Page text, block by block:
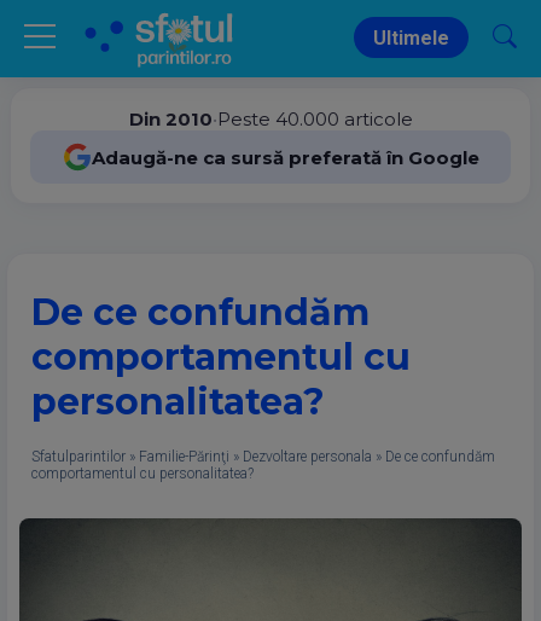
Ultimele
Din 2010•Peste 40.000 articole
Adaugă-ne ca sursă preferată în Google
De ce confundăm
comportamentul cu
personalitatea?
Sfatulparintilor » Familie-Părinţi » Dezvoltare personala » De ce confundăm
comportamentul cu personalitatea?